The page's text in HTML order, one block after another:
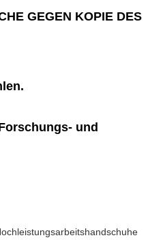
GEGEN KOPIE DES
und